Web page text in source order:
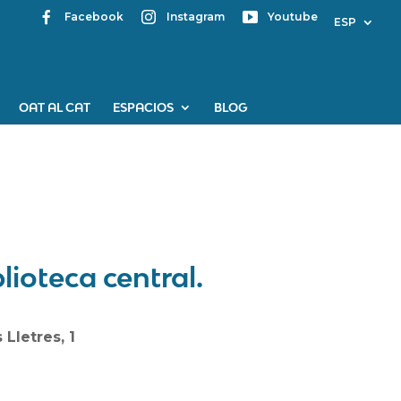
Facebook Instagram Youtube ESP
OAT AL CAT ESPACIOS BLOG
central.
1